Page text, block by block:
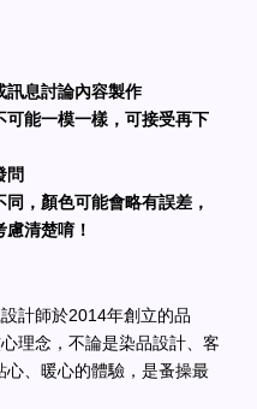
息討論內容製作
能一模一樣，可接受再下
問
，顏色可能會略有誤差，
清楚唷！
計師於2014年創立的品
理念，不論是染品設計、客
、暖心的體驗，是蚤操最